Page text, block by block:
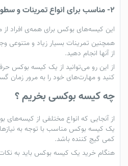
2- مناسب برای انواع تمرینات و سطوح ورزشی
این کیسه‌های بوکس برای همه‌ی افراد از
همچنین تمرینات بسیار زیاد و متنوعی
از آنها انجام دهید.
از این رو می‌توانید از یک کیسه بوکس
کنید و مهارت‌های خود را به مرور زمان
چه کیسه بوکسی بخریم ؟
از آنجایی که انواع مختلفی از کیسه‌های
یک کیسه بوکس مناسب با توجه به
کمی گیج کننده باشد.
هنگام خرید یک کیسه بوکس باید به